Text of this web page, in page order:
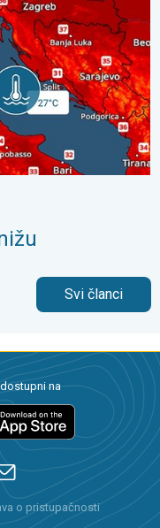
Svi članci
na
o pristupačnosti